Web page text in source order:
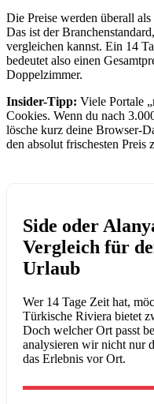
Die Preise werden überall als
Das ist der
vergleichen kannst. Ein 14
bedeutet also einen
Doppelzimmer.
Insider-Tipp: Viele Portale
Cookies. Wenn du nach
lösche kurz deine Browser-
den absolut frischesten Preis
Side oder
Vergleich für
Urlaub
Wer 14 Tage Zeit hat,
Türkische Riviera bietet
Doch welcher Ort passt
analysieren wir nicht nur
das Erlebnis vor Ort.